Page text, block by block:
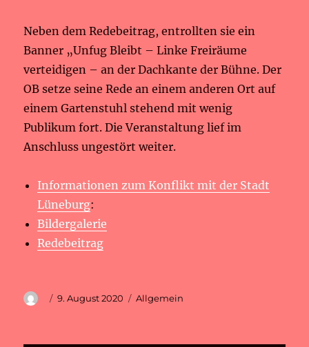
Neben dem Redebeitrag, entrollten sie ein
Banner „Unfug Bleibt – Linke Freiräume
verteidigen – an der Dachkante der Bühne. Der
OB setze seine Rede an einem anderen Ort auf
einem Gartenstuhl stehend mit wenig
Publikum fort. Die Veranstaltung lief im
Anschluss ungestört weiter.
Informationen zum Konflikt mit der Stadt
Lüneburg:
Bildergalerie
Redebeitrag
AutorVeröffentlicht
9. August 2020 Kategorien
Allgemein